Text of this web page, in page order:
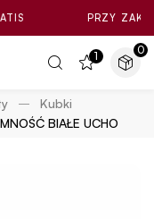
PRZY ZAKUPIE ZA
1 0
Kubki
BIAŁE UCHO